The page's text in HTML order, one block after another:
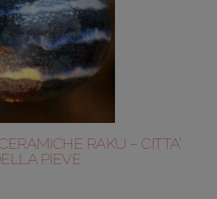
RAKU – CITTA’
PIEVE